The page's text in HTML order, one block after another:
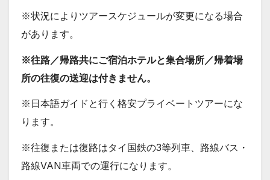
※状況によりツアースケジュールが変更になる場合
があります。
※往路／帰路共にご宿泊ホテルと集合場所／帰着場
所の往復の送迎は付きません。
※日本語ガイドと行く格安プライベートツアーにな
ります。
※往復または復路はタイ国鉄の3等列車、路線バス・
路線VAN車両での運行になります。